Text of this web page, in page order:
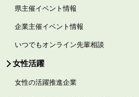
県主催イベント情報
企業主催イベント情報
いつでもオンライン先輩相談
女性活躍
女性の活躍推進企業